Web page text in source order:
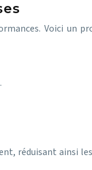
Voici un
réduisant ainsi